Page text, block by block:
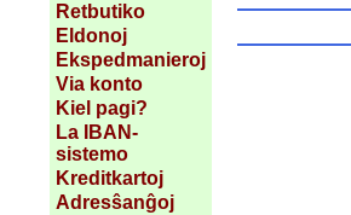
Retbutiko
Eldonoj
Ekspedmanieroj
Via konto
Kiel pagi?
La IBAN-
sistemo
Kreditkartoj
Adresŝanĝoj